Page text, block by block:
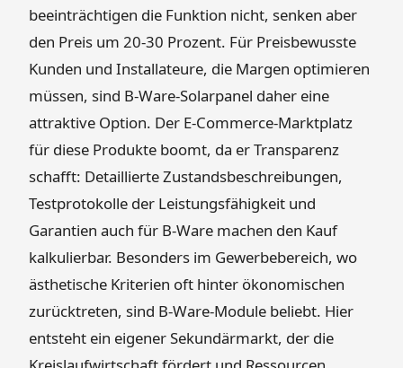
beeinträchtigen die Funktion nicht, senken aber
den Preis um 20-30 Prozent. Für Preisbewusste
Kunden und Installateure, die Margen optimieren
müssen, sind B-Ware-Solarpanel daher eine
attraktive Option. Der E-Commerce-Marktplatz
für diese Produkte boomt, da er Transparenz
schafft: Detaillierte Zustandsbeschreibungen,
Testprotokolle der Leistungsfähigkeit und
Garantien auch für B-Ware machen den Kauf
kalkulierbar. Besonders im Gewerbebereich, wo
ästhetische Kriterien oft hinter ökonomischen
zurücktreten, sind B-Ware-Module beliebt. Hier
entsteht ein eigener Sekundärmarkt, der die